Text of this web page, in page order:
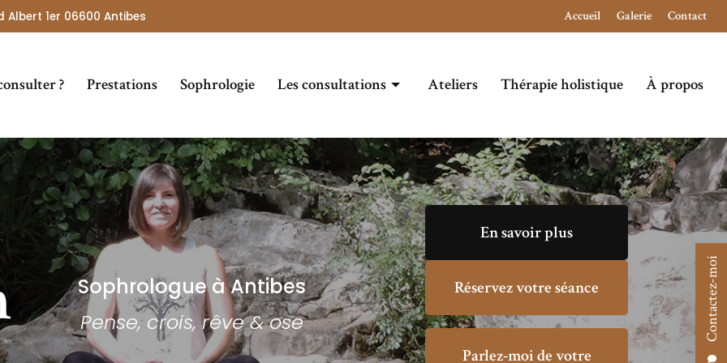
Albert 1er 06600 Antibes
Contactez-moi
Navigation secondaire
Accueil Galerie Contact
? Prestations Sophrologie Les consultations
Particuliers
Entreprises
Ateliers Thérapie holistique À propos
Sophrologue à Antibes
Pense, crois, rêve & ose
En savoir plus
Réservez votre séance
Parlez-moi de votre